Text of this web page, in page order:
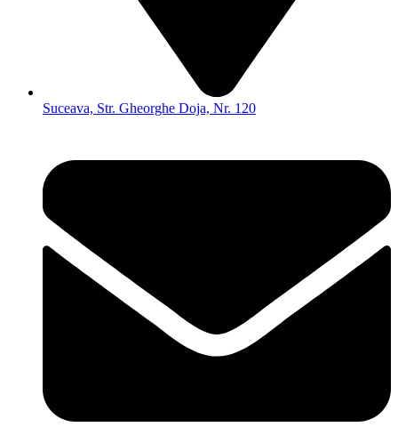
Suceava, Str. Gheorghe Doja, Nr. 120